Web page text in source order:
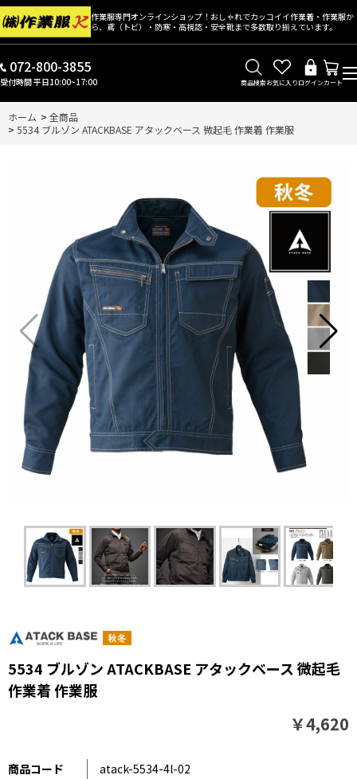
作業服専門オンラインショップ！おしゃれでカッコイイ作業着・作業服か
ら、鳶（トビ）・防寒・高視認・安全靴まで多数取り揃えています。
072-800-3855
受付時間 平日10:00~17:00 商品検索お気に入りログインカート
ホーム > 全商品
> 5534 ブルゾン ATACKBASE アタックベース 微起毛 作業着 作業服
5534 ブルゾン ATACKBASE アタックベース 微起毛
作業着 作業服
￥4,620
商品コード atack-5534-4l-02